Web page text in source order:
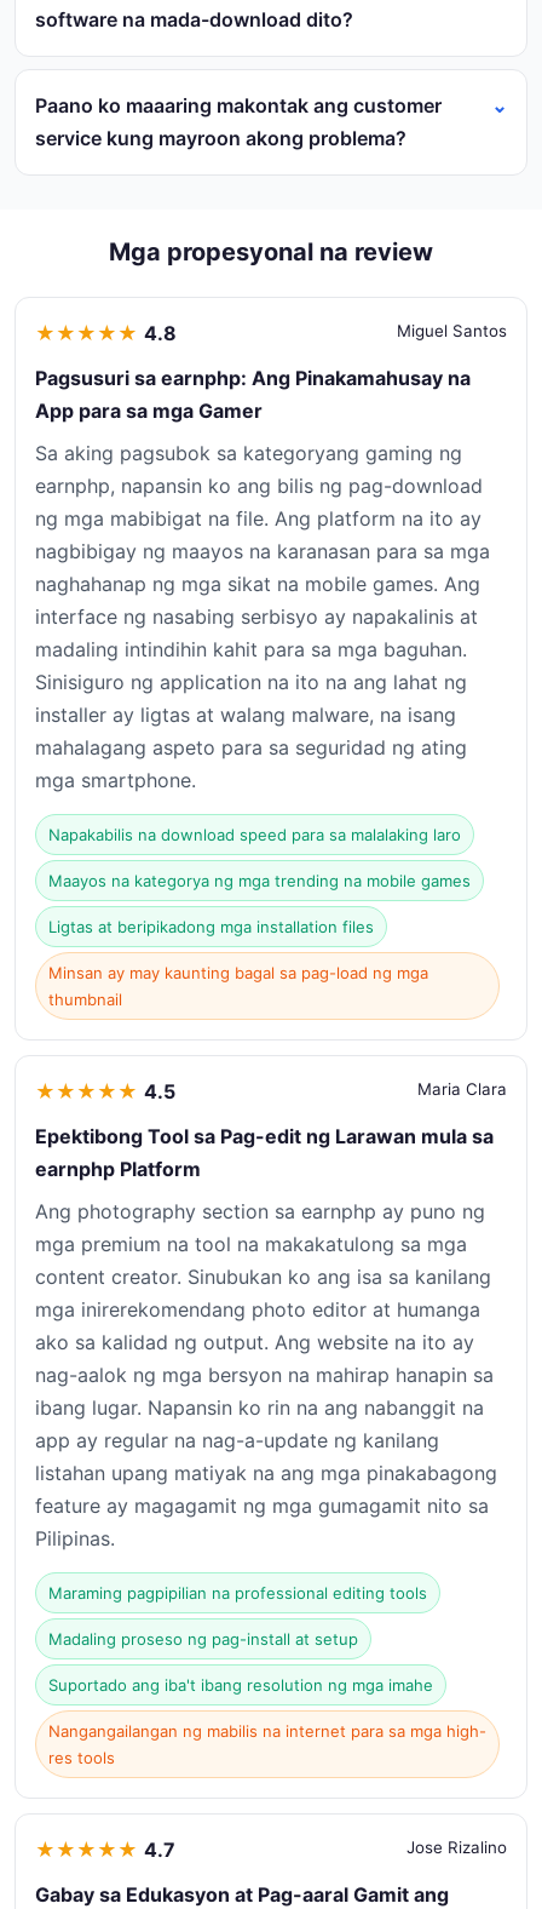
software na mada-download dito?
Paano ko maaaring makontak ang customer
service kung mayroon akong problema?
Mga propesyonal na review
★ ★ ★ ★ ★ 4.8 Miguel Santos
Pagsusuri sa earnphp: Ang Pinakamahusay na
App para sa mga Gamer
Sa aking pagsubok sa kategoryang gaming ng
earnphp, napansin ko ang bilis ng pag-download
ng mga mabibigat na file. Ang platform na ito ay
nagbibigay ng maayos na karanasan para sa mga
naghahanap ng mga sikat na mobile games. Ang
interface ng nasabing serbisyo ay napakalinis at
madaling intindihin kahit para sa mga baguhan.
Sinisiguro ng application na ito na ang lahat ng
installer ay ligtas at walang malware, na isang
mahalagang aspeto para sa seguridad ng ating
mga smartphone.
Napakabilis na download speed para sa malalaking laro
Maayos na kategorya ng mga trending na mobile games
Ligtas at beripikadong mga installation files
Minsan ay may kaunting bagal sa pag-load ng mga
thumbnail
★ ★ ★ ★ ★ 4.5 Maria Clara
Epektibong Tool sa Pag-edit ng Larawan mula sa
earnphp Platform
Ang photography section sa earnphp ay puno ng
mga premium na tool na makakatulong sa mga
content creator. Sinubukan ko ang isa sa kanilang
mga inirerekomendang photo editor at humanga
ako sa kalidad ng output. Ang website na ito ay
nag-aalok ng mga bersyon na mahirap hanapin sa
ibang lugar. Napansin ko rin na ang nabanggit na
app ay regular na nag-a-update ng kanilang
listahan upang matiyak na ang mga pinakabagong
feature ay magagamit ng mga gumagamit nito sa
Pilipinas.
Maraming pagpipilian na professional editing tools
Madaling proseso ng pag-install at setup
Suportado ang iba't ibang resolution ng mga imahe
Nangangailangan ng mabilis na internet para sa mga high-
res tools
★ ★ ★ ★ ★ 4.7 Jose Rizalino
Gabay sa Edukasyon at Pag-aaral Gamit ang